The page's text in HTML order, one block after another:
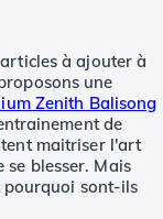
à ajouter à
une
Zenith Balisong
de
maitriser l'art
blesser. Mais
pourquoi sont-ils